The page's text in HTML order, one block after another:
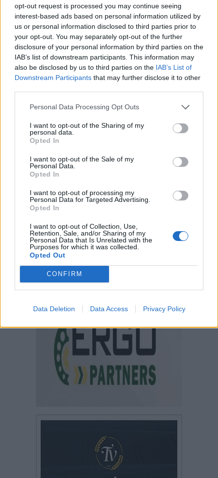
opt-out request is processed you may continue seeing
interest-based ads based on personal information utilized by
us or personal information disclosed to third parties prior to
your opt-out. You may separately opt-out of the further
disclosure of your personal information by third parties on the
IAB’s list of downstream participants. This information may
also be disclosed by us to third parties on the IAB’s List of
Downstream Participants that may further disclose it to other
Personal Data Processing Opt Outs
I want to opt-out of the Sharing of my
personal data.
Opted In
I want to opt-out of the Sale of my
Personal Data.
Opted In
I want to opt-out of processing my
Personal Data for Targeted Advertising.
Opted In
I want to opt-out of Collection, Use,
Retention, Sale, and/or Sharing of my
Personal Data that Is Unrelated with the
Purposes for which it was collected.
Opted Out
CONFIRM
Data Deletion Data Access Privacy Policy
πηγές τροφής (σκουπίδια, νεκρά ζώα)
-Μπορεί να εντοπίσει το θήραμά του από
απόσταση 3 χλμ. μόνο από τη μυρωδιά
-Ενας λύκος μπορεί να ακούσει το ουρλιαχτό ενός
άλλου από απόσταση έως και 10 χλμ.